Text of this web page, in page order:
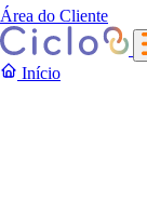
Área do Cliente
Início